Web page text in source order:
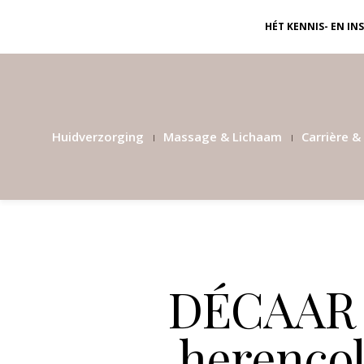
HÉT KENNIS- EN
Huidverzorging Massage & Lichaam Carrière